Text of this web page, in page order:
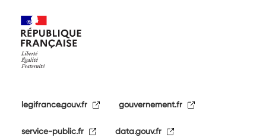
legifrance.gouv.fr gouvernement.fr
service-public.fr data.gouv.fr